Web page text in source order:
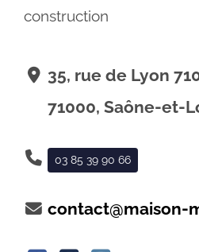
construction
35, rue de Lyon
71000, Saône-et-
03 85 39 90 66
contact@maison-